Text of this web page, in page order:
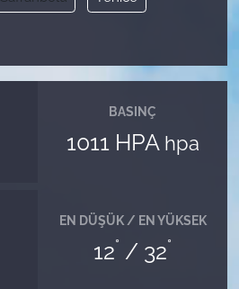
BASINÇ
1011 HPA hpa
EN DÜŞÜK / EN YÜKSEK
12° / 32°